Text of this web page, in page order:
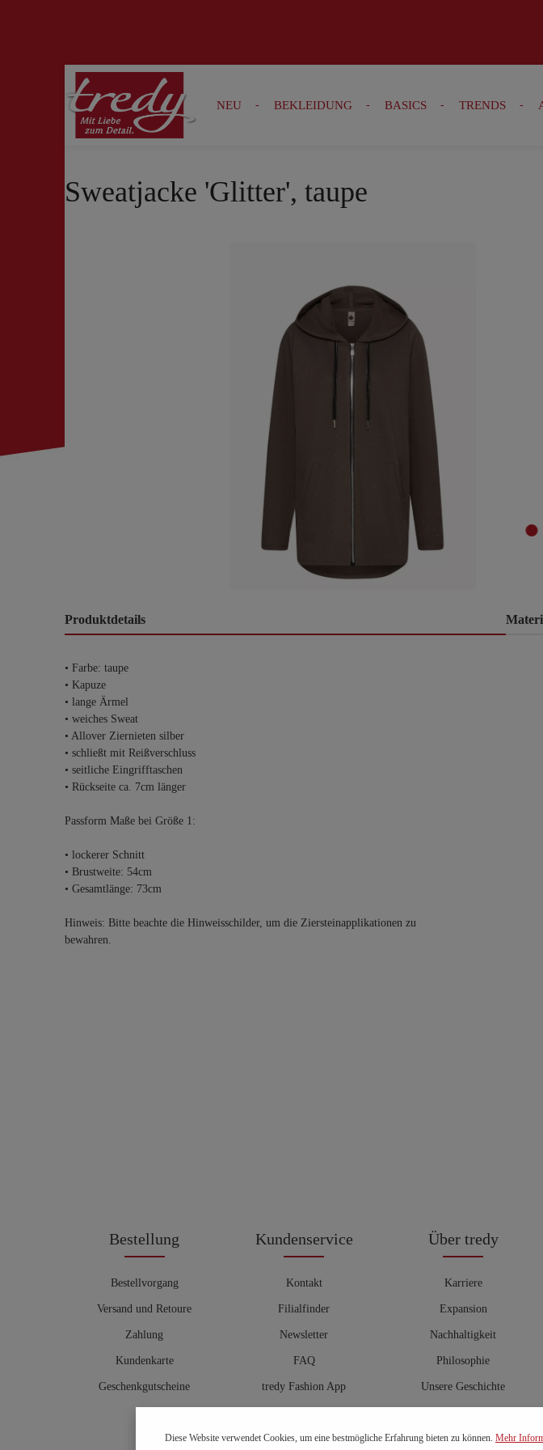
Zur Suche springen Zur Hauptnavigation springen
NEU BEKLEIDUNG BASICS TRENDS
Sweatjacke 'Glitter', taupe
Produktdetails
• Farbe: taupe
• Kapuze
• lange Ärmel
• weiches Sweat
• Allover Ziernieten silber
• schließt mit Reißverschluss
• seitliche Eingrifftaschen
• Rückseite ca. 7cm länger
Passform Maße bei Größe 1:
• lockerer Schnitt
• Brustweite: 54cm
• Gesamtlänge: 73cm
Hinweis: Bitte beachte die Hinweisschilder, um die Ziersteinapplikationen zu
bewahren.
Bestellung
Bestellvorgang
Versand und Retoure
Zahlung
Kundenkarte
Geschenkgutscheine
Kundenservice
Kontakt
Filialfinder
Newsletter
FAQ
tredy Fashion App
Hosenberater
Über tredy
Karriere
Expansion
Nachhaltigkeit
Philosophie
Unsere Geschichte
Diese Website verwendet Cookies, um eine bestmögliche Erfahrung bieten zu können. Mehr